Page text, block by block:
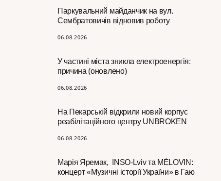
Паркувальний майданчик на вул.
Сембратовичів відновив роботу
06.08.2026
У частині міста зникла електроенергія:
причина (оновлено)
06.08.2026
На Пекарській відкрили новий корпус
реабілітаційного центру UNBROKEN
06.08.2026
Марія Яремак, INSO-Lviv та MÉLOVIN:
концерт «Музичні історії України» в Гаю